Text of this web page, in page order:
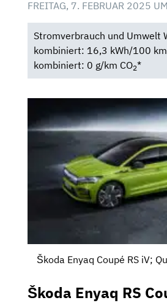
FREITAG, 7. FEBRUAR 2025
Stromverbrauch und Umwelt
kombiniert: 16,3 kWh/100
kombiniert: 0 g/km CO2*
Škoda Enyaq Coupé RS iV;
Škoda Enyaq RS